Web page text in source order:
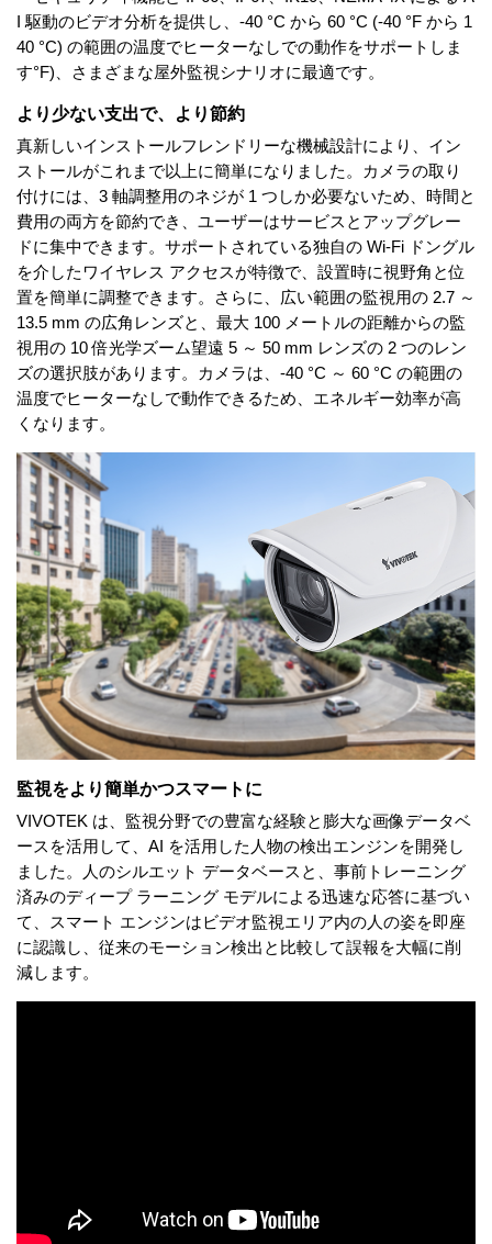
I 駆動のビデオ分析を提供し、-40 °C から 60 °C (-40 °F から 1
40 °C) の範囲の温度でヒーターなしでの動作をサポートしま
す°F)、さまざまな屋外監視シナリオに最適です。
より少ない支出で、より節約
真新しいインストールフレンドリーな機械設計により、イン
ストールがこれまで以上に簡単になりました。カメラの取り
付けには、3 軸調整用のネジが 1 つしか必要ないため、時間と
費用の両方を節約でき、ユーザーはサービスとアップグレー
ドに集中できます。サポートされている独自の Wi-Fi ドングル
を介したワイヤレス アクセスが特徴で、設置時に視野角と位
置を簡単に調整できます。さらに、広い範囲の監視用の 2.7 ～
13.5 mm の広角レンズと、最大 100 メートルの距離からの監
視用の 10 倍光学ズーム望遠 5 ～ 50 mm レンズの 2 つのレン
ズの選択肢があります。カメラは、-40 °C ～ 60 °C の範囲の
温度でヒーターなしで動作できるため、エネルギー効率が高
くなります。
監視をより簡単かつスマートに
VIVOTEK は、監視分野での豊富な経験と膨大な画像データベ
ースを活用して、AI を活用した人物の検出エンジンを開発し
ました。人のシルエット データベースと、事前トレーニング
済みのディープ ラーニング モデルによる迅速な応答に基づい
て、スマート エンジンはビデオ監視エリア内の人の姿を即座
に認識し、従来のモーション検出と比較して誤報を大幅に削
減します。